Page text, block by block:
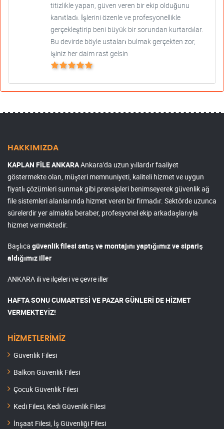
titizlikle yapan, güven veren bir ekip olduğunu
kanıtladı. İşlerini özenle ve profesyonellikle
gerçekleştirip beni büyük bir sorundan kurtardılar.
Bu devirde böyle ustaları bulmak gerçekten zor,
işiniz her daim rast gelsin
HAKKIMIZDA
KAPLAN FİLE ANKARAAnkara'da uzun yıllardır faaliyet
göstermekte olan, müşteri memnuniyeti, kaliteli hizmet ve uygun
fiyatlı çözümleri sunmak gibi prensipleri benimseyerek güvenlik ağ
file sistemleri alanlarında hizmet veren bir firmadır. Sektörde uzunca
sürelerdir yer almakla beraber, profesyonel ekip arkadaşlarıyla
hizmet vermektedir.
Başlıca güvenlik filesi satış ve montajını yaptığımız ve sipariş
aldığımız iller
ANKARA ili ve ilçeleri ve çevre iller
HAFTA SONU CUMARTESİ VE PAZAR GÜNLERİ DE HİZMET
VERMEKTEYİZ!
HİZMETLERİMİZ
Güvenlik Filesi
Balkon Güvenlik Filesi
Çocuk Güvenlik Filesi
Kedi Filesi, Kedi Güvenlik Filesi
İnşaat Filesi, İş Güvenliği Filesi